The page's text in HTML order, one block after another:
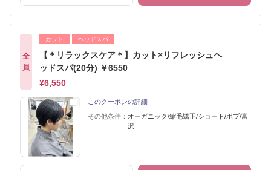
全
員
カット ヘッドスパ
【＊リラックスケア＊】カット×リフレッシュヘ
ッドスパ(20分) ￥6550
¥6,550
このクーポンの詳細
その他条件： オーガニック/縮毛矯正/ショート/ボブ/富
沢